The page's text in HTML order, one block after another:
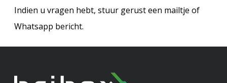
Indien u vragen hebt, stuur gerust een mailtje of
Whatsapp bericht.